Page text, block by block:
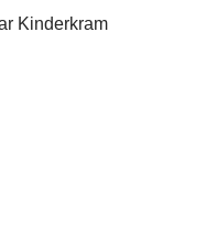
Kinderkram